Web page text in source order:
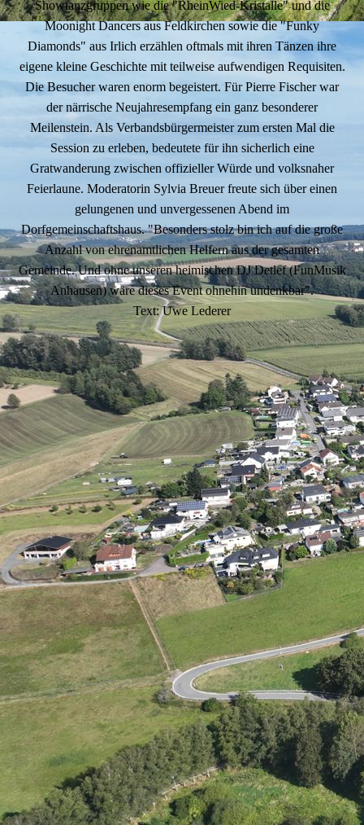
Showtanzgruppen wie die "RheinWied-Kristalle" und die
Moonight Dancers aus Feldkirchen sowie die "Funky
Diamonds" aus Irlich erzählen oftmals mit ihren Tänzen ihre
eigene kleine Geschichte mit teilweise aufwendigen Requisiten.
Die Besucher waren enorm begeistert. Für Pierre Fischer war
der närrische Neujahresempfang ein ganz besonderer
Meilenstein. Als Verbandsbürgermeister zum ersten Mal die
Session zu erleben, bedeutete für ihn sicherlich eine
Gratwanderung zwischen offizieller Würde und volksnaher
Feierlaune. Moderatorin Sylvia Breuer freute sich über einen
gelungenen und unvergessenen Abend im
Dorfgemeinschaftshaus. "Besonders stolz bin ich auf die große
Anzahl von ehrenamtlichen Helfern aus der gesamten
Gemeinde. Und ohne unseren heimischen DJ Detlef (FunMusik
Anhausen) wäre dieses Event ohnehin undenkbar".
Text: Uwe Lederer